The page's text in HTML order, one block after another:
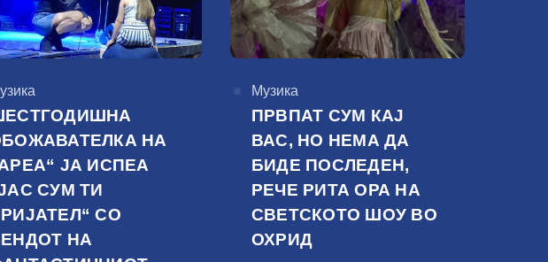
НА
ЈА ИСПЕА
СУМ ТИ
СО
НА
КАтегорија
Музика
ПРВПАТ СУМ КАЈ
ВАС, НО НЕМА ДА
БИДЕ ПОСЛЕДЕН,
РЕЧЕ РИТА ОРА НА
СВЕТСКОТО ШОУ ВО
ОХРИД